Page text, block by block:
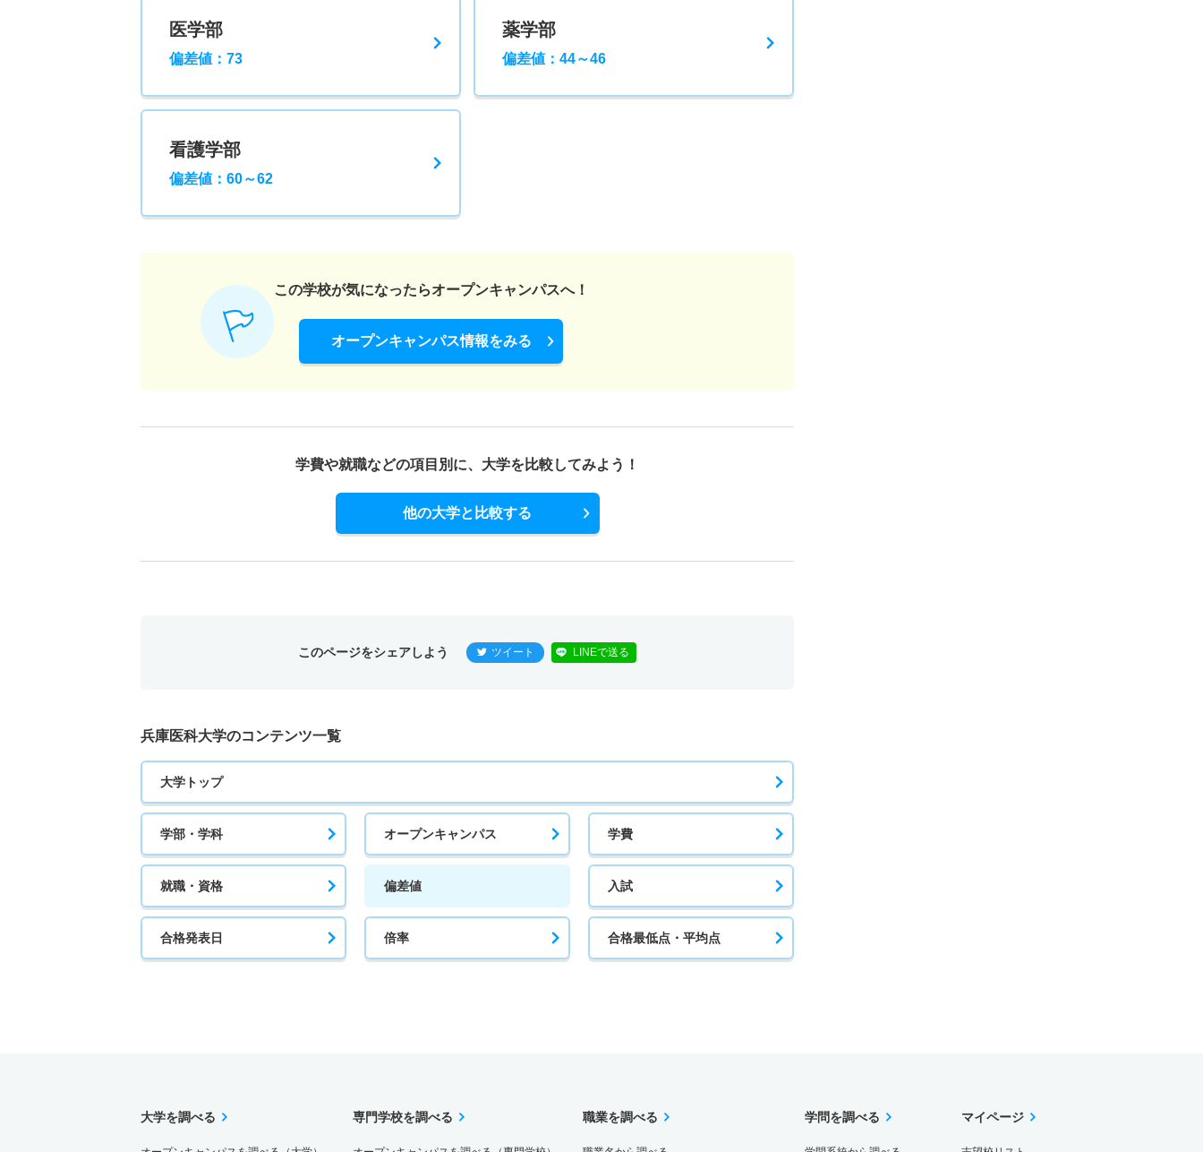
医学部
偏差値：73
薬学部
偏差値：44～46
看護学部
偏差値：60～62
この学校が気になったらオープンキャンパスへ！
オープンキャンパス情報をみる
学費や就職などの項目別に、 大学を比較してみよう！
他の大学と比較する
このページをシェアしよう ツイート LINEで送る
兵庫医科大学のコンテンツ一覧
大学トップ
学部・学科 オープンキャンパス 学費
就職・資格 偏差値 入試
合格発表日 倍率 合格最低点・平均点
大学を調べる 専門学校を調べる 職業を調べる 学問を調べる マイページ